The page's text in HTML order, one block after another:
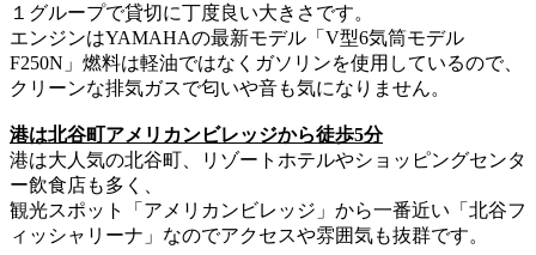
１グループで貸切に丁度良い大きさです。
エンジンはYAMAHAの最新モデル「V型6気筒モデル
F250N」燃料は軽油ではなくガソリンを使用しているので、
クリーンな排気ガスで匂いや音も気になりません。
港は北谷町アメリカンビレッジから徒歩5分
港は大人気の北谷町、リゾートホテルやショッピングセンタ
ー飲食店も多く、
観光スポット「アメリカンビレッジ」から一番近い「北谷フ
ィッシャリーナ」なのでアクセスや雰囲気も抜群です。